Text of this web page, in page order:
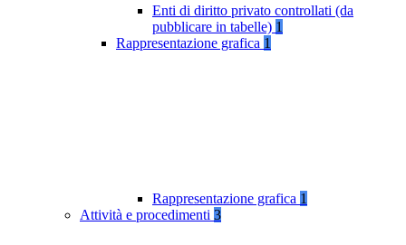
Enti di diritto privato controllati (da
pubblicare in tabelle) 1
Rappresentazione grafica 1
Rappresentazione grafica 1
Attività e procedimenti 3